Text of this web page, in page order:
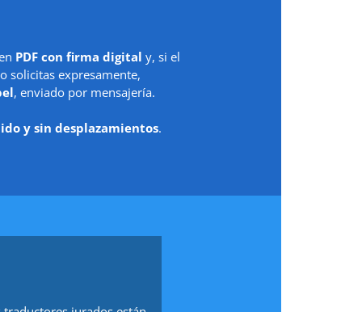
PDF con firma digital y, si el
solicitas expresamente,
, enviado por mensajería.
y sin desplazamientos.